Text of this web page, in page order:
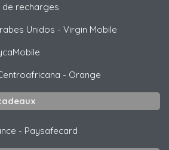
recharges
Unidos - Virgin Mobile
- Orange
- Paysafecard